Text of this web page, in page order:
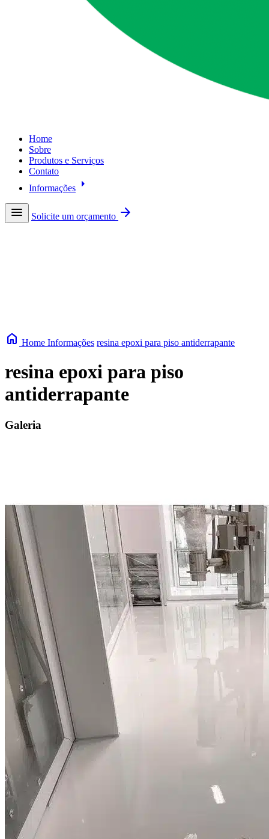
Home
Sobre
Produtos e Serviços
Contato
Informações arrow_right
menu
Solicite um orçamento arrow_forward
home Home Informações resina epoxi para piso antiderrapante
resina epoxi para piso
antiderrapante
Galeria